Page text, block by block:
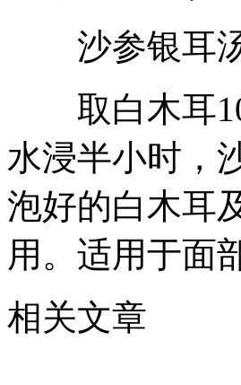
沙参银耳
取白木耳10
水浸半小时，
泡好的白木耳
用。适用于面
相关文章